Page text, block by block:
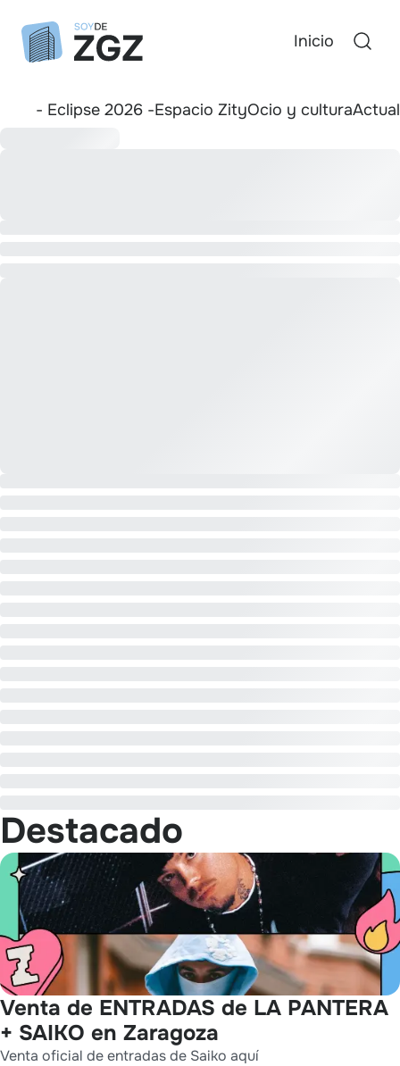
Inicio
- Eclipse 2026 -Espacio ZityOcio y cultura
Destacado
Venta de ENTRADAS de LA PANTERA
+ SAIKO en Zaragoza
Venta oficial de entradas de Saiko aquí